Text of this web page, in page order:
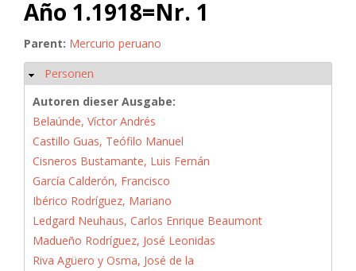
Año 1.1918=Nr. 1
Parent: Mercurio peruano
Ausblenden
Personen
Autoren dieser Ausgabe:
Belaúnde, Víctor Andrés
Castillo Guas, Teófilo Manuel
Cisneros Bustamante, Luis Fernán
García Calderón, Francisco
Ibérico Rodríguez, Mariano
Ledgard Neuhaus, Carlos Enrique Beaumont
Madueño Rodríguez, José Leonidas
Riva Agüero y Osma, José de la